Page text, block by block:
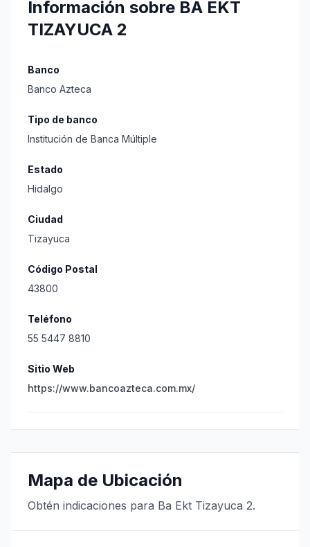
Información sobre BA EKT
TIZAYUCA 2
Banco
Banco Azteca
Tipo de banco
Institución de Banca Múltiple
Estado
Hidalgo
Ciudad
Tizayuca
Código Postal
43800
Teléfono
55 5447 8810
Sitio Web
https://www.bancoazteca.com.mx/
Mapa de Ubicación
Obtén indicaciones para Ba Ekt Tizayuca 2.